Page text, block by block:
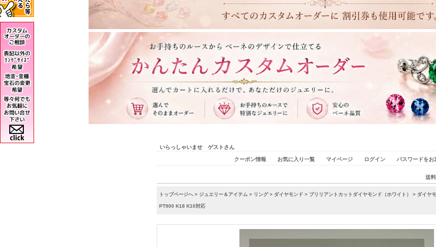
いらっしゃいませ ゲストさん
クーポン情報 お気に入り一覧 マイページ ログイン パスワードをお
送
トップページへ > ジュエリー＆アイテム > リング> ダイヤモンド > ブリリアントカットダイヤモンド（ホワイト） > ダイヤ
PT900 K18 K10対応